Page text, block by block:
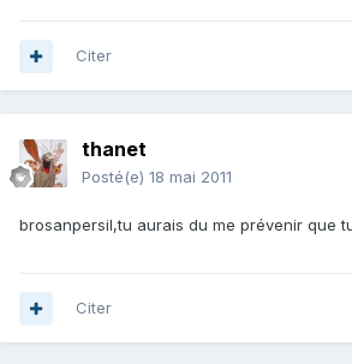
Citer
thanet
Posté(e) 18 mai 2011
brosanpersil,tu aurais du me prévenir que
Citer